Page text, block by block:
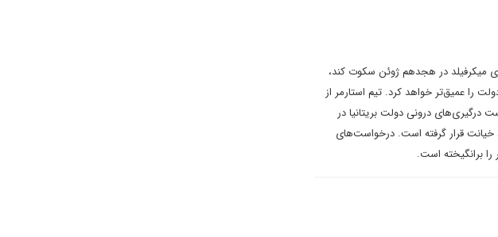
میکرفیلد در هجدهم ژوئن سکوت کند،
را عمیق‌تر خواهد کرد. تیم استارمر از
درونی دولت بریتانیا در
قرار گرفته است. درخواست‌های
برانگیخته است.